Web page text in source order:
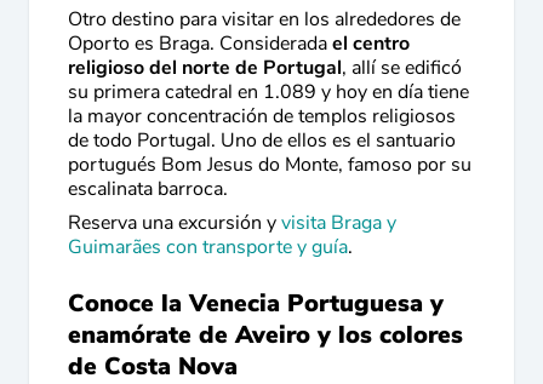
Otro destino para visitar en los alrededores de
Oporto es Braga. Consideradael centro
religioso del norte de Portugal, allí se edificó
su primera catedral en 1.089 y hoy en día tiene
la mayor concentración de templos religiosos
de todo Portugal. Uno de ellos es el santuario
portugués Bom Jesus do Monte, famoso por su
escalinata barroca.
Reserva una excursión yvisita Braga y
Guimarães con transporte y guía.
Conoce la Venecia Portuguesa y
enamórate de Aveiro y los colores
de Costa Nova